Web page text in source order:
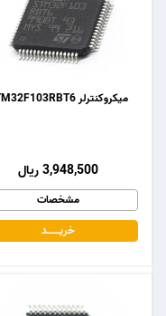
میکروکنترلر STM32F103RBT6
3,948,500 ریال
مشخصات
خریـــــــد